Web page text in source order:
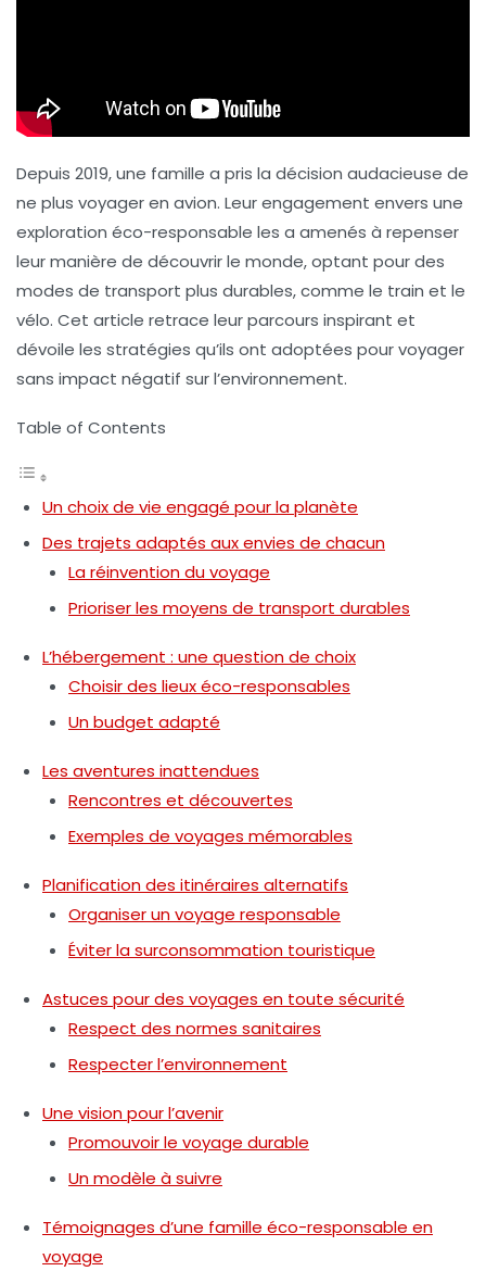
Depuis 2019, une famille a pris la décision audacieuse de
ne plus voyager en avion. Leur engagement envers une
exploration éco-responsable les a amenés à repenser
leur manière de découvrir le monde, optant pour des
modes de transport plus durables, comme le train et le
vélo. Cet article retrace leur parcours inspirant et
dévoile les stratégies qu’ils ont adoptées pour voyager
sans impact négatif sur l’environnement.
Table of Contents
Un choix de vie engagé pour la planète
Des trajets adaptés aux envies de chacun
La réinvention du voyage
Prioriser les moyens de transport durables
L’hébergement : une question de choix
Choisir des lieux éco-responsables
Un budget adapté
Les aventures inattendues
Rencontres et découvertes
Exemples de voyages mémorables
Planification des itinéraires alternatifs
Organiser un voyage responsable
Éviter la surconsommation touristique
Astuces pour des voyages en toute sécurité
Respect des normes sanitaires
Respecter l’environnement
Une vision pour l’avenir
Promouvoir le voyage durable
Un modèle à suivre
Témoignages d’une famille éco-responsable en
voyage